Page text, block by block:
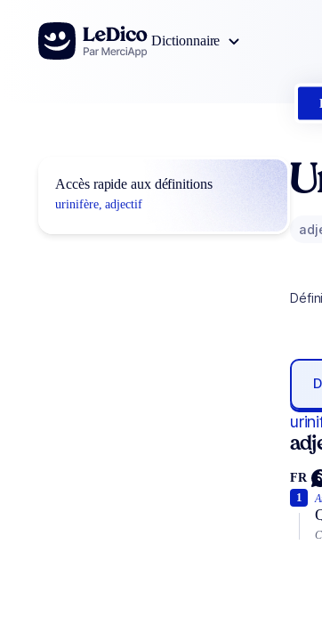
Aller au contenu
Dictionnaire
Accès rapide aux définitions
urinifère, adjectif
FR
1